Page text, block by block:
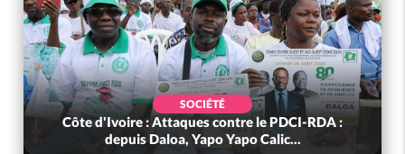
SOCIÉTÉ
Côte d'Ivoire : Attaques contre le PDCI-RDA :
depuis Daloa, Yapo Yapo Calic...